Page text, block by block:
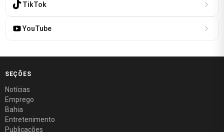
TikTok
YouTube
SEÇÕES
Notícias
Emprego
Bahia
Entretenimento
Publicações